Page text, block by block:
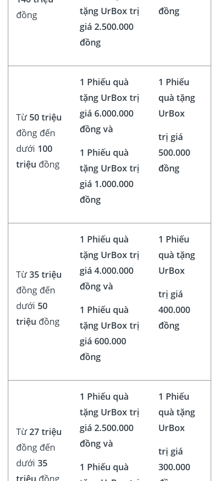
đồng
tặng UrBox trị
giá 2.500.000
đồng
đồng
Từ 50 triệu
đồng đến
dưới 100
triệu đồng
1 Phiếu quà
tặng UrBox trị
giá 6.000.000
đồng và
1 Phiếu quà
tặng UrBox trị
giá 1.000.000
đồng
1 Phiếu
quà tặng
UrBox
trị giá
500.000
đồng
Từ35 triệu
đồng đến
dưới 50
triệu đồng
1 Phiếu quà
tặng UrBox trị
giá 4.000.000
đồng và
1 Phiếu quà
tặng UrBox trị
giá 600.000
đồng
1 Phiếu
quà tặng
UrBox
trị giá
400.000
đồng
Từ27 triệu
đồng đến
dưới 35
triệu đồng
1 Phiếu quà
tặng UrBox trị
giá 2.500.000
đồng và
1 Phiếu quà
1 Phiếu
quà tặng
UrBox
trị giá
300.000